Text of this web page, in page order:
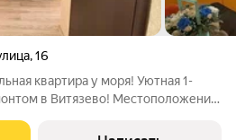
,16
квартира у моря! Уютная 1-
в Витязево! Местоположение:
Площадь: 33,5 кв.м.,